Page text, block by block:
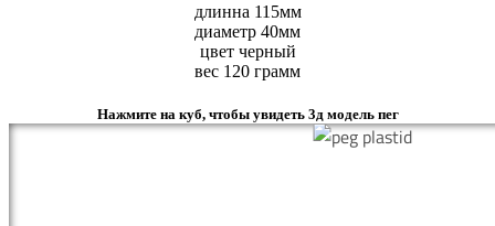
длинна 115мм
диаметр 40мм
цвет черный
вес 120 грамм
Нажмите на куб, чтобы увидеть 3д модель пег